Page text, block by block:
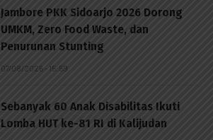
Jambore PKK Sidoarjo 2026 Dorong
UMKM, Zero Food Waste, dan
Penurunan Stunting
07/08/2026 - 15:59
Sebanyak 60 Anak Disabilitas Ikuti
Lomba HUT ke-81 RI di Kalijudan